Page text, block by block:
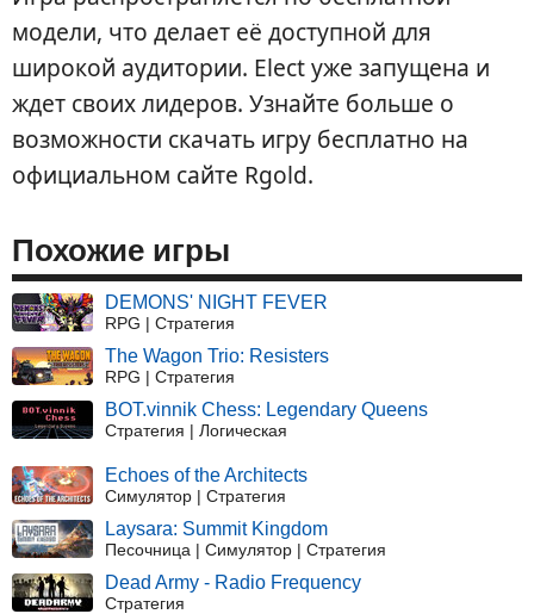
модели, что делает её доступной для
широкой аудитории. Elect уже запущена и
ждет своих лидеров. Узнайте больше о
возможности скачать игру бесплатно на
официальном сайте Rgold.
Похожие игры
DEMONS' NIGHT FEVER
RPG | Стратегия
The Wagon Trio: Resisters
RPG | Стратегия
BOT.vinnik Chess: Legendary Queens
Стратегия | Логическая
Echoes of the Architects
Симулятор | Стратегия
Laysara: Summit Kingdom
Песочница | Симулятор | Стратегия
Dead Army - Radio Frequency
Стратегия